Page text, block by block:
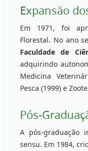
Expansão
Em 1971, foi
Florestal. No ano
Faculdade de
adquirindo
Medicina
Pesca (1999) e
Pós-
A pós-graduação
sensu. Em 1984,